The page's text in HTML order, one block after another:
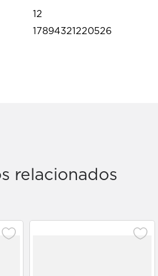
12
17894321220526
relacionados